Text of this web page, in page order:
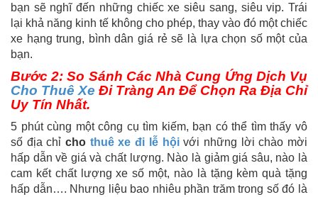
bạn sẽ nghĩ đến những chiếc xe siêu sang, siêu vip. Trái
lại khả năng kinh tế không cho phép, thay vào đó một chiếc
xe hạng trung, bình dân giá rẻ sẽ là lựa chọn số một của
bạn.
Bước 2: So Sánh Các Nhà Cung Ứng Dịch Vụ
Cho Thuê Xe Đi Tràng An Để Chọn Ra Địa Chỉ
Uy Tín Nhất.
5 phút cùng một công cụ tìm kiếm, bạn có thể tìm thấy vô
số địa chỉcho thuê xe đi lễ hộivới những lời chào mời
hấp dẫn về giá và chất lượng. Nào là giảm giá sâu, nào là
cam kết chất lượng xe số một, nào là tặng kèm quà tặng
hấp dẫn…. Nhưng liệu bao nhiêu phần trăm trong số đó là